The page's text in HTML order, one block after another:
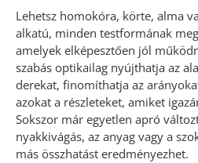
Lehetsz homokóra, körte, alma
alkatú, minden testformának
amelyek elképesztően jól
szabás optikailag nyújthatja az
derekat, finomíthatja az
azokat a részleteket, amiket
Sokszor már egyetlen apró
nyakkivágás, az anyag vagy a
más összhatást eredményezhet.